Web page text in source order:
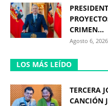
CRIMEN...
Agosto 6, 2026
LOS MÁS LEÍDO
TERCERA
CANCIÓN